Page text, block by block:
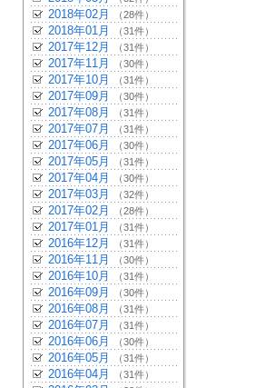
2018年02月 （28件）
2018年01月 （31件）
2017年12月 （31件）
2017年11月 （30件）
2017年10月 （31件）
2017年09月 （30件）
2017年08月 （31件）
2017年07月 （31件）
2017年06月 （30件）
2017年05月 （31件）
2017年04月 （30件）
2017年03月 （32件）
2017年02月 （28件）
2017年01月 （31件）
2016年12月 （31件）
2016年11月 （30件）
2016年10月 （31件）
2016年09月 （30件）
2016年08月 （31件）
2016年07月 （31件）
2016年06月 （30件）
2016年05月 （31件）
2016年04月 （31件）